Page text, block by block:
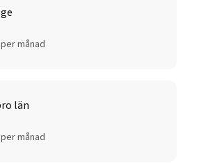
per månad
län
per månad